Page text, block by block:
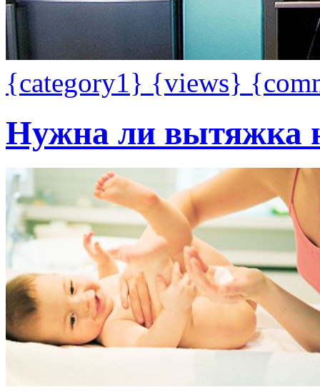
{category1} {views}
Нужна ли вытяжка